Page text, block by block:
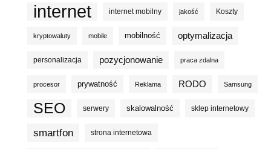
internet internet mobilny jakość Koszty
kryptowaluty mobile mobilność optymalizacja
personalizacja pozycjonowanie praca zdalna
procesor prywatność Reklama RODO Samsung
SEO serwery skalowalność sklep internetowy
smartfon strona internetowa